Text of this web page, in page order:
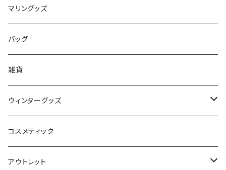
TABIE REVO
AQA
STORMBLADE
サーフボード
SUP
BBS / EAU WETSUITS
GO NATURE
MAHALO
ボードケース
メンズ
レディース
キッズ
マリングッズ
バッグ
雑貨
ウィンターグッズ
ブーツ
グローブ
コスメティック
アウトレット